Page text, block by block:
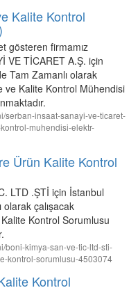
Kalite Kontrol
gösteren firmamız
VE TİCARET A.Ş. için
Tam Zamanlı olarak
ve Kalite Kontrol Mühendisi
serban-insaat-sanayi-ve-ticaret-
muhendisi-elektr-
Ürün Kalite Kontrol
LTD .ŞTİ için İstanbul
çalışacak
Kontrol Sorumlusu
boni-kimya-san-ve-tic-ltd-sti-
kontrol-sorumlusu-4503074
Kontrol